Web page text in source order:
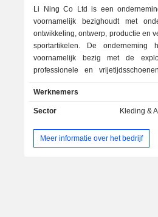
Luxemburg
Frankrijk
Denemarken
Zwitserland
Maleisië
Li Ning Co Ltd is een
voornamelijk bezighoudt met
ontwikkeling, ontwerp, productie en
sportartikelen. De onderneming
voornamelijk bezig met de
professionele en
NING. De onderneming houdt zich
met de productie, ontwikkeling,
sportproducten die eigendom zijn
licentie zijn gegeven aan de groep,
Werknemers
Sector Kleding &
Meer informatie over het bedrijf